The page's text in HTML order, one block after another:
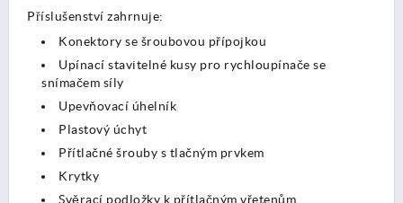
Příslušenství zahrnuje:
Konektory se šroubovou přípojkou
Upínací stavitelné kusy pro rychloupínače se
snímačem síly
Upevňovací úhelník
Plastový úchyt
Přítlačné šrouby s tlačným prvkem
Krytky
Svěrací podložky k přítlačným vřetenům